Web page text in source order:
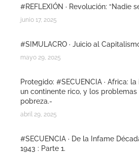
#REFLEXIÓN · Revolución: “Nadie
junio 17, 2025
#SIMULACRO · Juicio al
mayo 29, 2025
Protegido: #SECUENCIA · Africa:
un continente rico, y los problemas
pobreza.-
abril 29, 2025
#SECUENCIA · De la Infame
1943 : Parte 1.